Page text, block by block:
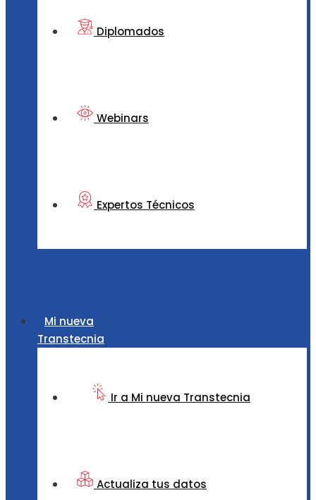
Diplomados
Webinars
Expertos Técnicos
Mi nueva
Transtecnia
Ir a Mi nueva Transtecnia
Actualiza tus datos